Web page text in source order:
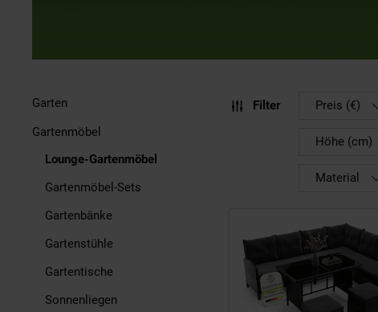
Garten
Gartenmöbel
Lounge-Gartenmöbel
Gartenmöbel-Sets
Gartenbänke
Gartenstühle
Gartentische
Sonnenliegen
Filter Preis (€)
Höhe (cm)
Material